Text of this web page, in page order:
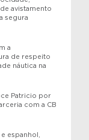
avistamento
segura
a
de respeito
náutica na
Patricio por
com a CB
espanhol,